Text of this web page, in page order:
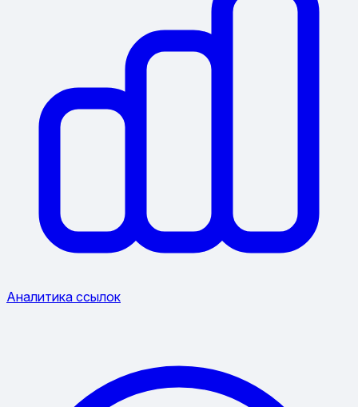
Аналитика ссылок